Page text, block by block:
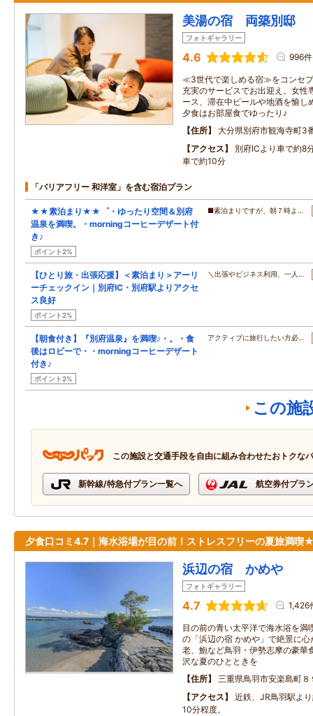
美湯の宿 両築別邸
フォトギャラリー
4.6 996件
≪3世代で楽しめる宿≫をコンセ
充実のサービスでお出迎え。女性
ース、滞在中ビールや地酒を愉
夕食はお部屋食でゆったり♪
住所
大分県別府市観海寺町3
アクセス
別府ICより車で約8
車で約10分
「バリアフリー 和洋室」を含む宿泊プラン
★★素泊まり★★゜・ゆったり空間＆別府
温泉を満喫。・morningコーヒーデザート付
き♪
ポイント2%
■素泊まりですが、朝７時よ…
【ひとり旅・出張応援】＜素泊まり＞アーリ
ーチェックイン｜別府IC・別府駅よりアクセ
ス良好
ポイント2%
＼出張やビジネス利用、一人…
【朝食付き】『別府温泉』を満喫♪・。・食
後はロビーで・・morningコーヒーデザート
付き♪
ポイント2%
アクティブに旅行したい方必…
この施
この施設と交通手段を自由に組み合わせたおトクな
新幹線/特急付プラン一覧へ 航空券付プラ
夕食口コミ4.7｜海水浴場が目の前！ストレスフリーの夏旅満喫
浜辺の宿 かめや
フォトギャラリー
4.7 1,426
目の前の青い太平洋で海水浴を満
の「浜辺の宿 かめや」で絶景に
老、鮑など鳥羽・伊勢志摩の豪華
沢な夏のひとときを
住所
三重県鳥羽市安楽島町８
アクセス
近鉄、JR鳥羽駅よ
10分程度。